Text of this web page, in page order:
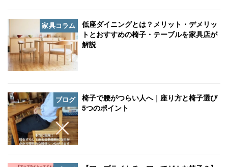
家具コラム
低座ダイニングとは？メリット・デメリッ
トとおすすめの椅子・テーブルを家具店が
解説
ブログ
椅子で腰がつらい人へ｜座り方と椅子選び
5つのポイント